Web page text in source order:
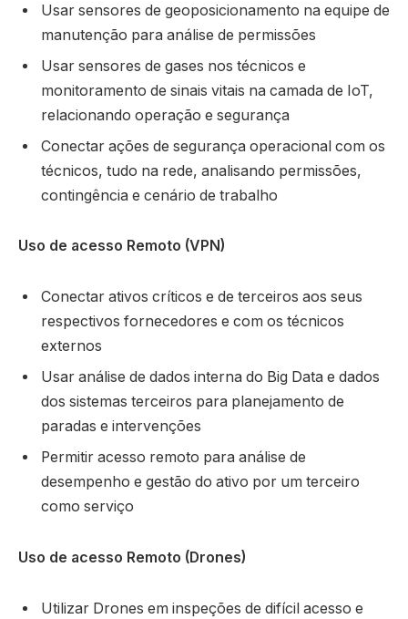
Usar sensores de geoposicionamento na equipe de
manutenção para análise de permissões
Usar sensores de gases nos técnicos e
monitoramento de sinais vitais na camada de IoT,
relacionando operação e segurança
Conectar ações de segurança operacional com os
técnicos, tudo na rede, analisando permissões,
contingência e cenário de trabalho
Uso de acesso Remoto (VPN)
Conectar ativos críticos e de terceiros aos seus
respectivos fornecedores e com os técnicos
externos
Usar análise de dados interna do Big Data e dados
dos sistemas terceiros para planejamento de
paradas e intervenções
Permitir acesso remoto para análise de
desempenho e gestão do ativo por um terceiro
como serviço
Uso de acesso Remoto (Drones)
Utilizar Drones em inspeções de difícil acesso e